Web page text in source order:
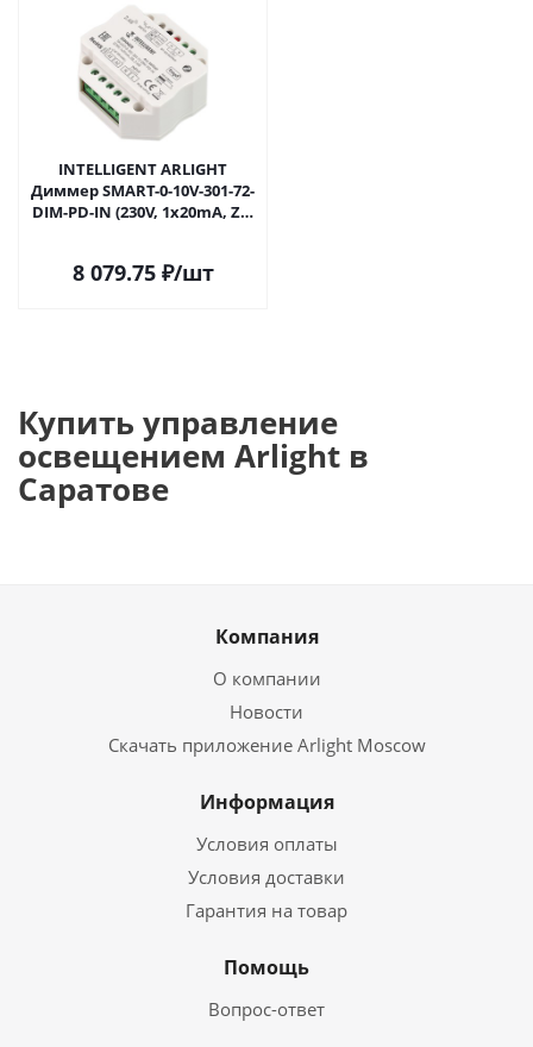
INTELLIGENT ARLIGHT
Диммер SMART-0-10V-301-72-
DIM-PD-IN (230V, 1x20mA, ZB,
8 079.75₽/шт
Купить управление
освещением Arlight в
Саратове
Компания
О компании
Новости
Скачать приложение Arlight Moscow
Информация
Условия оплаты
Условия доставки
Гарантия на товар
Помощь
Вопрос-ответ